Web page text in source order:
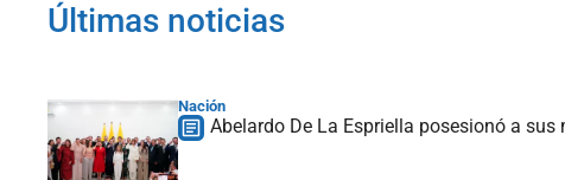
Últimas noticias
Nación
Abelardo De La Espriella posesionó a